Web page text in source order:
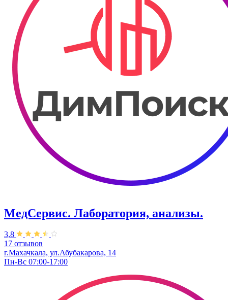
МедСервис. Лаборатория, анализы.
3,8
17 отзывов
г.Махачкала, ул.Абубакарова, 14
Пн-Вс 07:00-17:00